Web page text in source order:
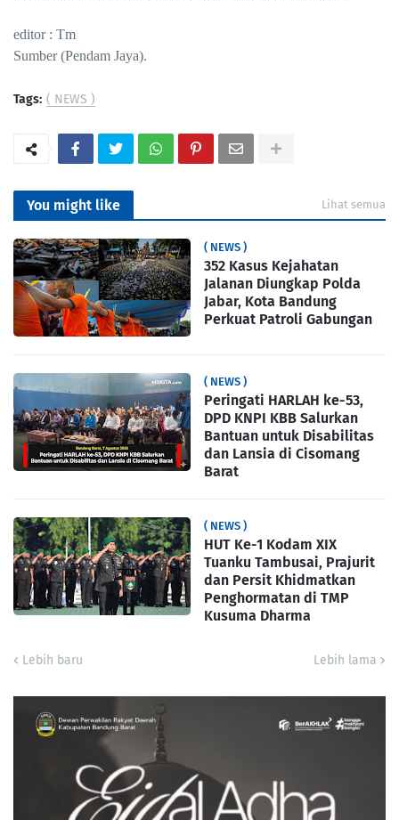
editor : Tm
Sumber (Pendam Jaya).
Tags: ( NEWS )
You might like Lihat semua
( NEWS )
352 Kasus Kejahatan
Jalanan Diungkap Polda
Jabar, Kota Bandung
Perkuat Patroli Gabungan
( NEWS )
Peringati HARLAH ke-53,
DPD KNPI KBB Salurkan
Bantuan untuk Disabilitas
dan Lansia di Cisomang
Barat
( NEWS )
HUT Ke-1 Kodam XIX
Tuanku Tambusai, Prajurit
dan Persit Khidmatkan
Penghormatan di TMP
Kusuma Dharma
Lebih baru Lebih lama